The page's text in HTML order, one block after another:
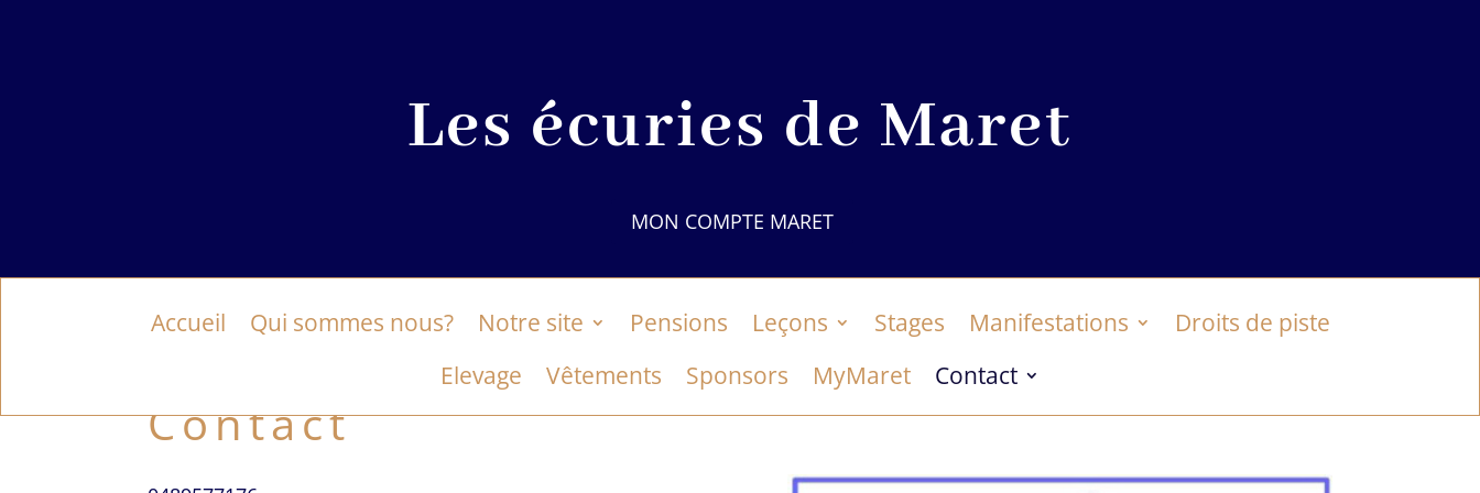
Les écuries de Maret
MON COMPTE MARET
Accueil Qui sommes nous? Notre site Pensions Leçons Stages Manifestations
Droits de piste
Elevage
Vêtements Sponsors MyMaret Contact
Contact